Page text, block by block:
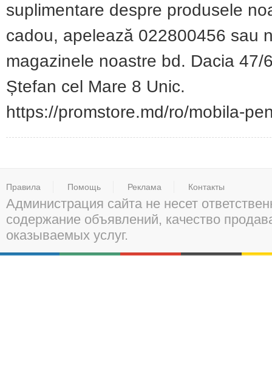
suplimentare despre produsele
cadou, apelează 022800456 sau
magazinele noastre bd. Dacia
Ștefan cel Mare 8 Unic.
https://promstore.md/ro/mobila-
Правила Помощь Реклама Контакты
Администрация сайта не несет
содержание объявлений, качество
оказываемых услуг.